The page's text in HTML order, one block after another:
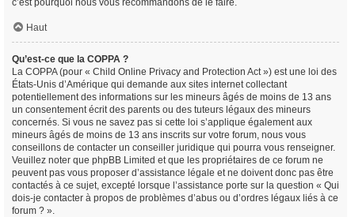
c’est pourquoi nous vous recommandons de le faire.
Haut
Qu’est-ce que la COPPA ?
La COPPA (pour « Child Online Privacy and Protection Act ») est une loi des
États-Unis d’Amérique qui demande aux sites internet collectant
potentiellement des informations sur les mineurs âgés de moins de 13 ans
un consentement écrit des parents ou des tuteurs légaux des mineurs
concernés. Si vous ne savez pas si cette loi s’applique également aux
mineurs âgés de moins de 13 ans inscrits sur votre forum, nous vous
conseillons de contacter un conseiller juridique qui pourra vous renseigner.
Veuillez noter que phpBB Limited et que les propriétaires de ce forum ne
peuvent pas vous proposer d’assistance légale et ne doivent donc pas être
contactés à ce sujet, excepté lorsque l’assistance porte sur la question « Qui
dois-je contacter à propos de problèmes d’abus ou d’ordres légaux liés à ce
forum ? ».